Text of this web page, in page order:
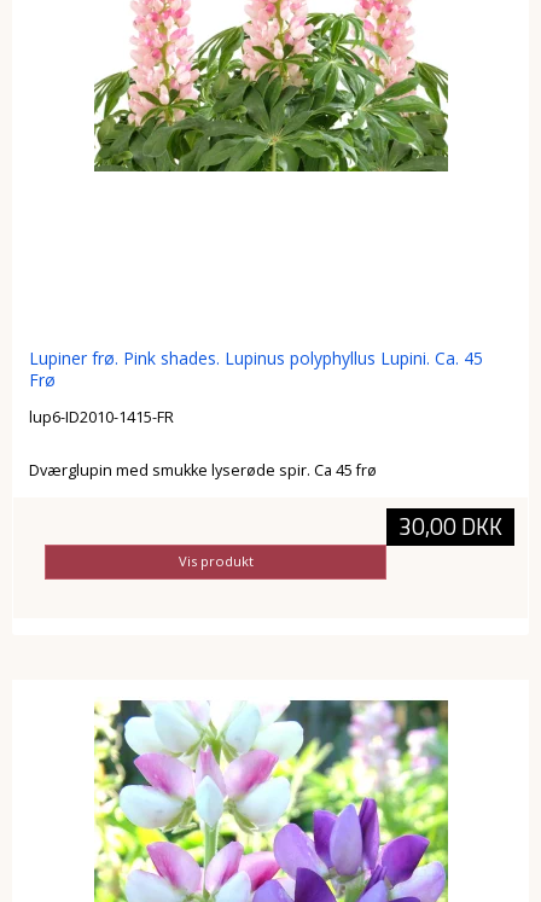
Lupiner frø. Pink shades. Lupinus polyphyllus Lupini. Ca. 45
Frø
lup6-ID2010-1415-FR
Dværglupin med smukke lyserøde spir. Ca 45 frø
30,00 DKK
Vis produkt